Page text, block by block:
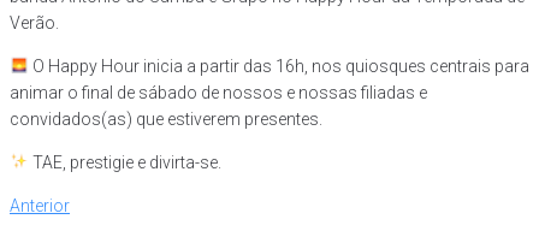
Verão.
O Happy Hour inicia a partir das 16h, nos quiosques centrais para
animar o final de sábado de nossos e nossas filiadas e
convidados(as) que estiverem presentes.
TAE, prestigie e divirta-se.
Navegação
Anterior
Anterior